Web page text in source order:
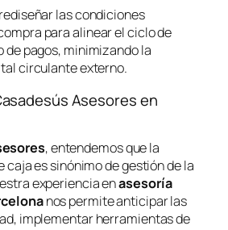
las condiciones
para alinear el ciclo de
de pagos, minimizando la
circulante externo.
Asesores en
, entendemos que la
caja es sinónimo de gestión de la
experiencia enasesoría
nos permite anticipar las
implementar herramientas de